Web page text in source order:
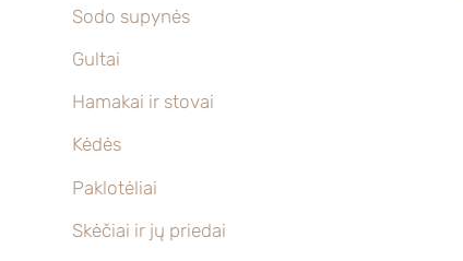
Sodo supynės
Gultai
Hamakai ir stovai
Kėdės
Paklotėliai
Skėčiai ir jų priedai